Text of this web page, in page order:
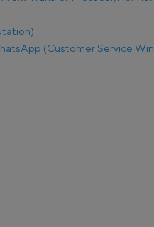
(Customer Service